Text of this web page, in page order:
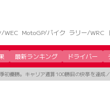
/WEC MotoGP/バイク ラリー/WRC
最新ランキング ドライバー
初優勝。キャリア通算100勝目の快挙を達成